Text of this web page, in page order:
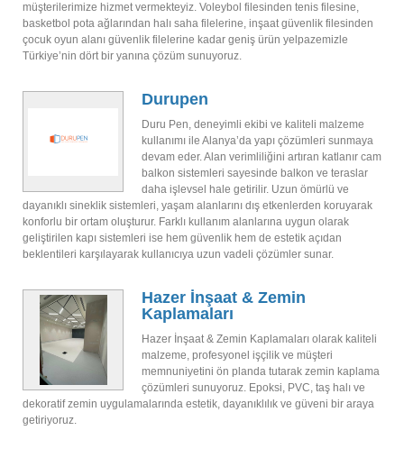
müşterilerimize hizmet vermekteyiz. Voleybol filesinden tenis filesine,
basketbol pota ağlarından halı saha filelerine, inşaat güvenlik filesinden
çocuk oyun alanı güvenlik filelerine kadar geniş ürün yelpazemizle
Türkiye’nin dört bir yanına çözüm sunuyoruz.
Durupen
Duru Pen, deneyimli ekibi ve kaliteli malzeme
kullanımı ile Alanya’da yapı çözümleri sunmaya
devam eder. Alan verimliliğini artıran katlanır cam
balkon sistemleri sayesinde balkon ve teraslar
daha işlevsel hale getirilir. Uzun ömürlü ve
dayanıklı sineklik sistemleri, yaşam alanlarını dış etkenlerden koruyarak
konforlu bir ortam oluşturur. Farklı kullanım alanlarına uygun olarak
geliştirilen kapı sistemleri ise hem güvenlik hem de estetik açıdan
beklentileri karşılayarak kullanıcıya uzun vadeli çözümler sunar.
Hazer İnşaat & Zemin
Kaplamaları
Hazer İnşaat & Zemin Kaplamaları olarak kaliteli
malzeme, profesyonel işçilik ve müşteri
memnuniyetini ön planda tutarak zemin kaplama
çözümleri sunuyoruz. Epoksi, PVC, taş halı ve
dekoratif zemin uygulamalarında estetik, dayanıklılık ve güveni bir araya
getiriyoruz.